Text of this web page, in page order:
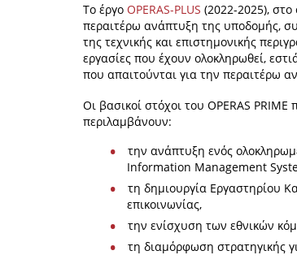
Το έργο OPERAS-PLUS (2022-2025), στο
περαιτέρω ανάπτυξη της υποδομής,
της τεχνικής και επιστημονικής
εργασίες που έχουν ολοκληρωθεί,
που απαιτούνται για την περαιτέρω
Οι βασικοί στόχοι του OPERAS
περιλαμβάνουν:
την ανάπτυξη ενός
Information Management
τη δημιουργία Εργαστηρίου
επικοινωνίας,
την ενίσχυση των εθνικών
τη διαμόρφωση στρατηγικής